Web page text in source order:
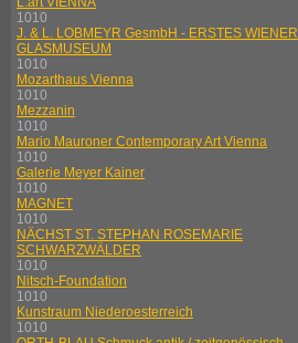
1010
J. & L. LOBMEYR GesmbH - ERSTES WIENER
GLASMUSEUM
1010
Mozarthaus Vienna
1010
Mezzanin
1010
Mario Mauroner Contemporary Art Vienna
1010
Galerie Meyer Kainer
1010
MAGNET
1010
NÄCHST ST. STEPHAN ROSEMARIE
SCHWARZWÄLDER
1010
Nitsch-Foundation
1010
Kunstraum Niederoesterreich
1010